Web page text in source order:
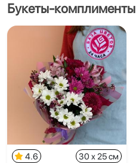
Букеты-комплименты
4.6 30 x 25 см